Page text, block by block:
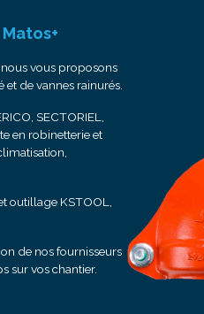
vous proposons
de vannes rainurés.
SECTORIEL,
en robinetterie et
outillage KSTOOL,
de nos fournisseurs
sur vos chantier.